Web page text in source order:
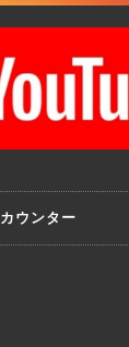
カウンター